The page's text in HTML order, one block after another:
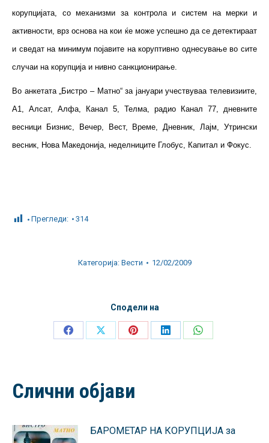
корупцијата, со механизми за контрола и систем на мерки и
активности, врз основа на кои ќе може успешно да се детектираат
и сведат на минимум појавите на коруптивно однесување во сите
случаи на корупција и нивно санкционирање.
Во анкетата „Бистро – Матно“ за јануари учествуваа телевизиите,
А1, Алсат, Алфа, Канал 5, Телма, радио Канал 77, дневните
весници Бизнис, Вечер, Вест, Време, Дневник, Лајм, Утрински
весник, Нова Македонија, неделниците Глобус, Капитал и Фокус.
Прегледи: 314
Категорија: Вести 12/02/2009
Сподели на
Share
Share
Share
Share
Share
Слични објави
БАРОМЕТАР НА КОРУПЦИЈА за